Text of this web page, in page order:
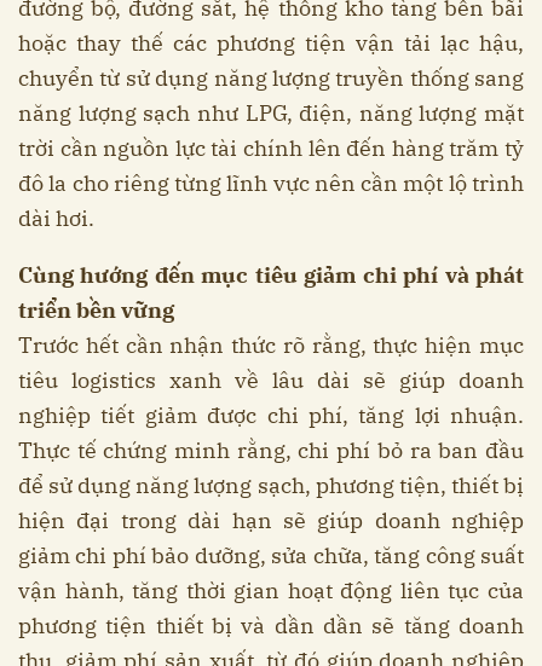
đường bộ, đường sắt, hệ thống kho tàng bến bãi
hoặc thay thế các phương tiện vận tải lạc hậu,
chuyển từ sử dụng năng lượng truyền thống sang
năng lượng sạch như LPG, điện, năng lượng mặt
trời cần nguồn lực tài chính lên đến hàng trăm tỷ
đô la cho riêng từng lĩnh vực nên cần một lộ trình
dài hơi.
Cùng hướng đến mục tiêu giảm chi phí và phát
triển bền vững
Trước hết cần nhận thức rõ rằng, thực hiện mục
tiêu logistics xanh về lâu dài sẽ giúp doanh
nghiệp tiết giảm được chi phí, tăng lợi nhuận.
Thực tế chứng minh rằng, chi phí bỏ ra ban đầu
để sử dụng năng lượng sạch, phương tiện, thiết bị
hiện đại trong dài hạn sẽ giúp doanh nghiệp
giảm chi phí bảo dưỡng, sửa chữa, tăng công suất
vận hành, tăng thời gian hoạt động liên tục của
phương tiện thiết bị và dần dần sẽ tăng doanh